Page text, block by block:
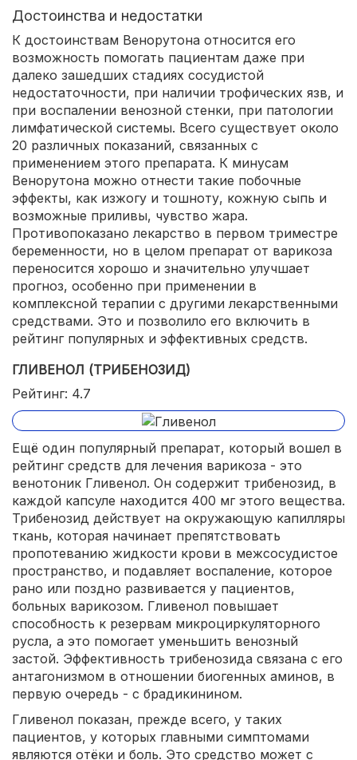
Достоинства и недостатки
К достоинствам Венорутона относится его
возможность помогать пациентам даже при
далеко зашедших стадиях сосудистой
недостаточности, при наличии трофических язв, и
при воспалении венозной стенки, при патологии
лимфатической системы. Всего существует около
20 различных показаний, связанных с
применением этого препарата. К минусам
Венорутона можно отнести такие побочные
эффекты, как изжогу и тошноту, кожную сыпь и
возможные приливы, чувство жара.
Противопоказано лекарство в первом триместре
беременности, но в целом препарат от варикоза
переносится хорошо и значительно улучшает
прогноз, особенно при применении в
комплексной терапии с другими лекарственными
средствами. Это и позволило его включить в
рейтинг популярных и эффективных средств.
ГЛИВЕНОЛ (ТРИБЕНОЗИД)
Рейтинг: 4.7
Ещё один популярный препарат, который вошел в
рейтинг средств для лечения варикоза - это
венотоник Гливенол. Он содержит трибенозид, в
каждой капсуле находится 400 мг этого вещества.
Трибенозид действует на окружающую капилляры
ткань, которая начинает препятствовать
пропотеванию жидкости крови в межсосудистое
пространство, и подавляет воспаление, которое
рано или поздно развивается у пациентов,
больных варикозом. Гливенол повышает
способность к резервам микроциркуляторного
русла, а это помогает уменьшить венозный
застой. Эффективность трибенозида связана с его
антагонизмом в отношении биогенных аминов, в
первую очередь - с брадикинином.
Гливенол показан, прежде всего, у таких
пациентов, у которых главными симптомами
являются отёки и боль. Это средство может с